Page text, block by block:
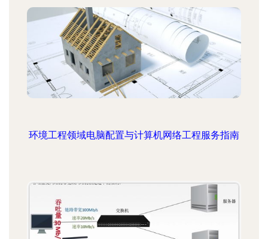
环境工程领域电脑配置与计算机网络工程服务指南